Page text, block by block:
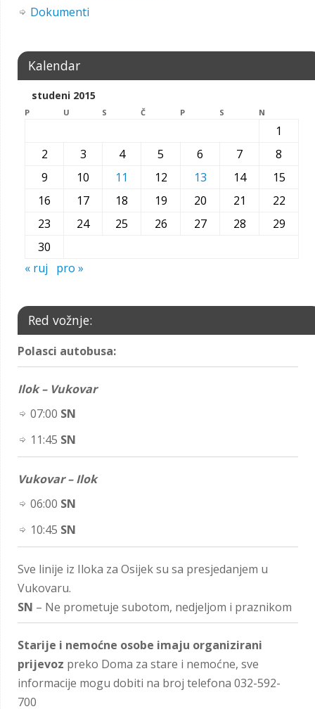
Dokumenti
Kalendar
studeni 2015
P U S Č P S N
1
2
3 4 5 6 7
8
9
10 11 12 13 14
15
16
17 18 19 20 21
22
23
24 25 26 27 28
29
30
« ruj
pro »
Red vožnje:
Polasci autobusa:
Ilok – Vukovar
07:00 SN
11:45 SN
Vukovar – Ilok
06:00 SN
10:45 SN
Sve linije iz Iloka za Osijek su sa presjedanjem u
Vukovaru.
SN – Ne prometuje subotom, nedjeljom i praznikom
Starije i nemoćne osobe imaju organizirani
prijevoz preko Doma za stare i nemoćne, sve
informacije mogu dobiti na broj telefona 032-592-
700